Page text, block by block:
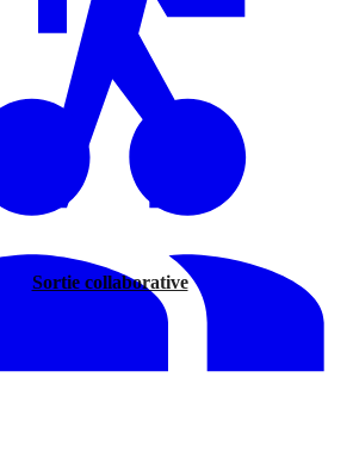
Sortie collaborative